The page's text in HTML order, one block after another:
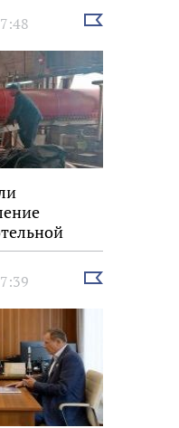
Выбрать
Выбрать